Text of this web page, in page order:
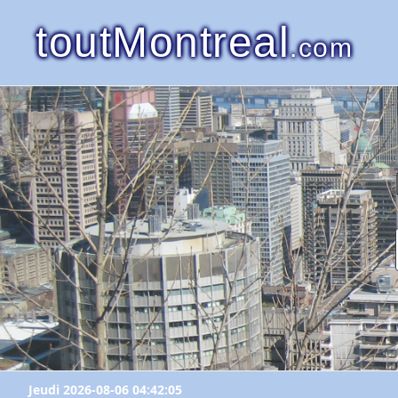
toutMontreal.com
Jeudi 2026-08-06 04:42:05